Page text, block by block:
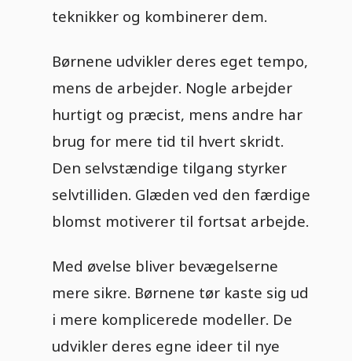
teknikker og kombinerer dem.
Børnene udvikler deres eget tempo,
mens de arbejder. Nogle arbejder
hurtigt og præcist, mens andre har
brug for mere tid til hvert skridt.
Den selvstændige tilgang styrker
selvtilliden. Glæden ved den færdige
blomst motiverer til fortsat arbejde.
Med øvelse bliver bevægelserne
mere sikre. Børnene tør kaste sig ud
i mere komplicerede modeller. De
udvikler deres egne ideer til nye